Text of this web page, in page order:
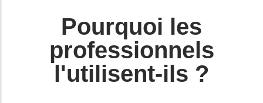
Pourquoi les
professionnels
l'utilisent-ils ?